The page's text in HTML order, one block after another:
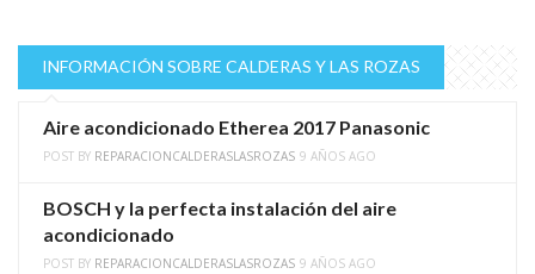
INFORMACIÓN SOBRE CALDERAS Y LAS ROZAS
Aire acondicionado Etherea 2017 Panasonic
POST BY REPARACIONCALDERASLASROZAS 9 AÑOS AGO
BOSCH y la perfecta instalación del aire
acondicionado
POST BY REPARACIONCALDERASLASROZAS 9 AÑOS AGO